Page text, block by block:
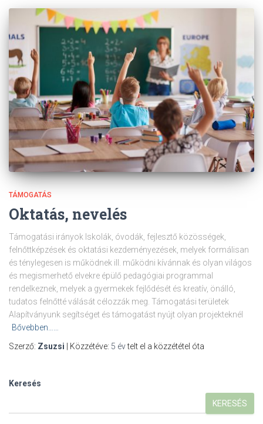
TÁMOGATÁS
Oktatás, nevelés
Támogatási irányok Iskolák, óvodák, fejlesztő közösségek,
felnőttképzések és oktatási kezdeményezések, melyek formálisan
és ténylegesen is működnek ill. működni kívánnak és olyan világos
és megismerhető elvekre épülő pedagógiai programmal
rendelkeznek, melyek a gyermekek fejlődését és kreatív, önálló,
tudatos felnőtté válását célozzák meg. Támogatási területek
Alapítványunk segítséget és támogatást nyújt olyan projekteknél
Bővebben……
Szerző: Zsuzsi | Közzétéve: 5 évtelt el a közzététel óta
Keresés
KERESÉS